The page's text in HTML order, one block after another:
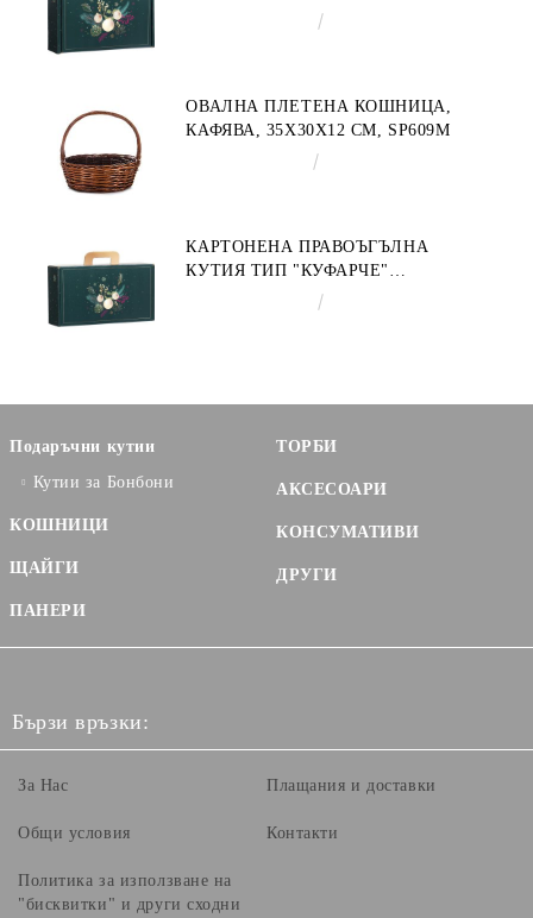
ENCHANTED NATURE, ЗЕЛЕНО/
ОВАЛНА ПЛЕТЕНА КОШНИЦА,
КАФЯВА, 35X30X12 СМ, SP609M
КАРТОНЕНА ПРАВОЪГЪЛНА
КУТИЯ ТИП "КУФАРЧЕ"
ENCHANTED NATURE, ЗЕЛЕНО/
Подаръчни кутии
Кутии за Бонбони
КОШНИЦИ
ЩАЙГИ
ПАНЕРИ
ТОРБИ
АКСЕСОАРИ
КОНСУМАТИВИ
ДРУГИ
Бързи връзки:
За Нас
Общи условия
Политика за използване на
"бисквитки" и други сходни
Плащания и доставки
Контакти